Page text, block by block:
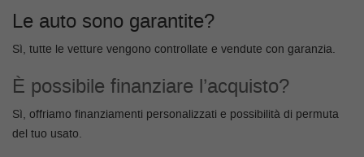
Le auto sono garantite?
Sì, tutte le vetture vengono controllate e vendute con garanzia.
È possibile finanziare l’acquisto?
Sì, offriamo finanziamenti personalizzati e possibilità di permuta
del tuo usato.
Salva
le
impostazioni